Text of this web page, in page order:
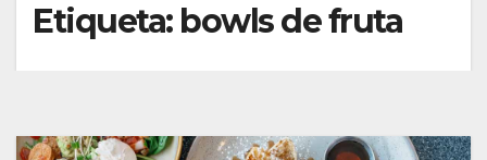
Etiqueta: bowls de fruta